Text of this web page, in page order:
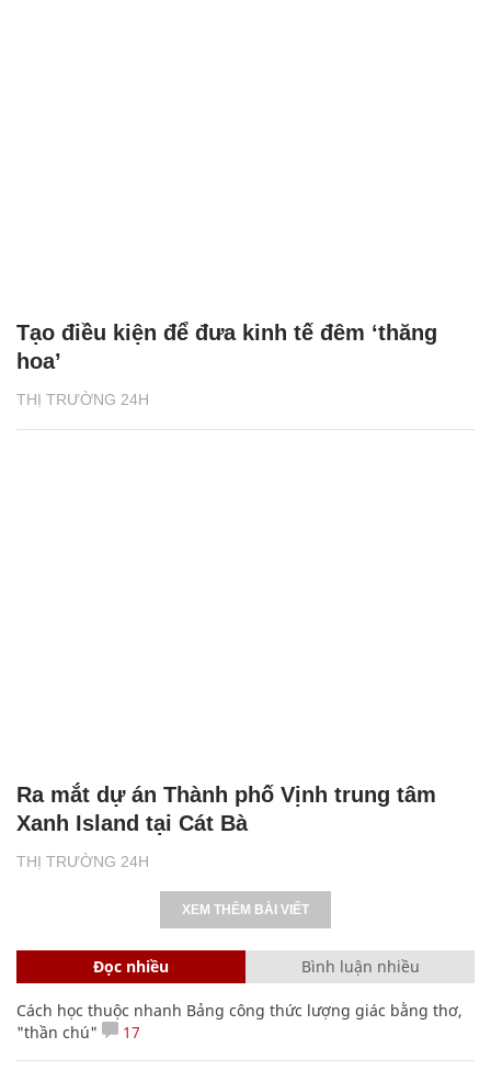
THỊ TRƯỜNG 24H
Tạo điều kiện để đưa kinh tế đêm ‘thăng
hoa’
THỊ TRƯỜNG 24H
Ra mắt dự án Thành phố Vịnh trung tâm
Xanh Island tại Cát Bà
XEM THÊM BÀI VIẾT
Đọc nhiều Bình luận nhiều
Cách học thuộc nhanh Bảng công thức lượng giác bằng thơ,
"thần chú"
17